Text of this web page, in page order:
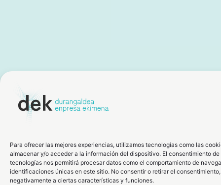
Para ofrecer las mejores experiencias, utilizamos tecnologías como las
almacenar y/o acceder a la información del dispositivo. El consentimiento de
tecnologías nos permitirá procesar datos como el comportamiento de
identificaciones únicas en este sitio. No consentir o retirar el
negativamente a ciertas características y funciones.